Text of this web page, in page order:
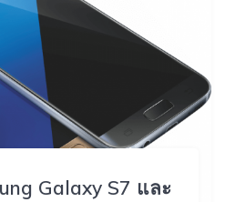
Galaxy S7 และ